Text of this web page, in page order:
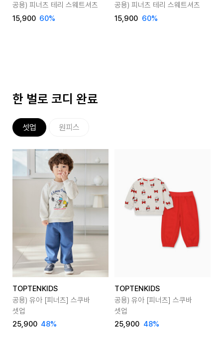
공용) 피너츠 테리 스웨트셔츠
15,900 60%
공용) 피너츠 테리 스웨트셔츠
15,900 60%
한 벌로 코디 완료
셋업 원피스
TOPTENKIDS
공용) 유아 [피너츠] 스쿠바
셋업
25,900 48%
TOPTENKIDS
공용) 유아 [피너츠] 스쿠바
셋업
25,900 48%